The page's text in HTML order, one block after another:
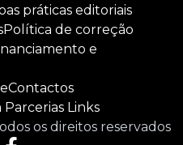
práticas editoriais
Política de correção
e
Contactos
Links
os direitos reservados